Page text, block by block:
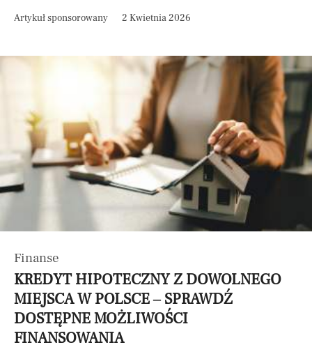
Artykuł sponsorowany 2 Kwietnia 2026
Finanse
KREDYT HIPOTECZNY Z DOWOLNEGO
MIEJSCA W POLSCE – SPRAWDŹ
DOSTĘPNE MOŻLIWOŚCI
FINANSOWANIA